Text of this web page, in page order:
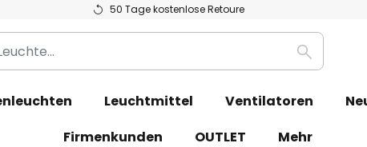
50 Tage kostenlose Retoure
Suche
Leuchtmittel Ventilatoren
Firmenkunden
OUTLET
Mehr